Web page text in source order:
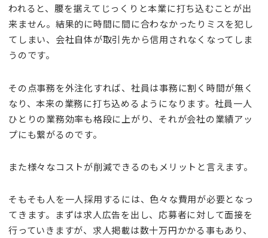
われると、腰を据えてじっくりと本業に打ち込むことが出
来ません。結果的に時間に間に合わなかったりミスを犯し
てしまい、会社自体が取引先から信用されなくなってしま
うのです。
その点事務を外注化すれば、社員は事務に割く時間が無く
なり、本来の業務に打ち込めるようになります。社員一人
ひとりの業務効率も格段に上がり、それが会社の業績アッ
プにも繋がるのです。
また様々なコストが削減できるのもメリットと言えます。
そもそも人を一人採用するには、色々な費用が必要となっ
てきます。まずは求人広告を出し、応募者に対して面接を
行っていきますが、求人掲載は数十万円かかる事もあり、